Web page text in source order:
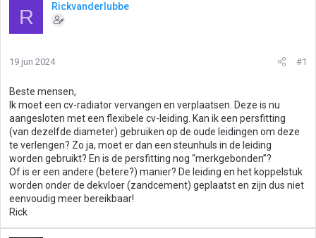
R Rickvanderlubbe
19 jun 2024 #1
Beste mensen,
Ik moet een cv-radiator vervangen en verplaatsen. Deze is nu
aangesloten met een flexibele cv-leiding. Kan ik een persfitting
(van dezelfde diameter) gebruiken op de oude leidingen om deze
te verlengen? Zo ja, moet er dan een steunhuls in de leiding
worden gebruikt? En is de persfitting nog “merkgebonden”?
Of is er een andere (betere?) manier? De leiding en het koppelstuk
worden onder de dekvloer (zandcement) geplaatst en zijn dus niet
eenvoudig meer bereikbaar!
Rick